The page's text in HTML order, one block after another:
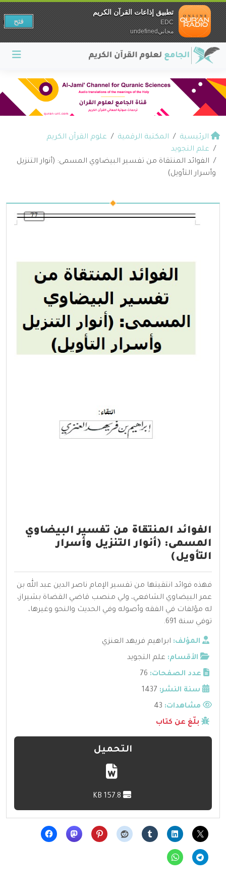
الرئيسية المكتبة الرقمية
علوم القرآن الكريم
علم التجويد
الفوائد المنتقاة من تفسير البيضاوي المسمى: (أنوار التنزيل
وأسرار التأويل)
الفوائد المنتقاة من تفسير البيضاوي
المسمى: (أنوار التنزيل وأسرار
التأويل)
فهذه فوائد انتقيتها من تفسير الإمام ناصر الدين عبد الله بن
عمر البيضاوي الشافعي، ولي منصب قاضي القضاة بشيراز،
له مؤلفات في الفقه وأصوله وفي الحديث والنحو وغيرها،
توفي سنة 691.
المؤلف: ابراهيم فريهد العنزي
الأقسام: علم التجويد
عدد الصفحات: 76
سنة النشر: 1437
مشاهدات:
بلّغ عن كتاب
التحميل
تطبيق إذاعات القرآن الكريم
EDC
مجانيundefined
فتح